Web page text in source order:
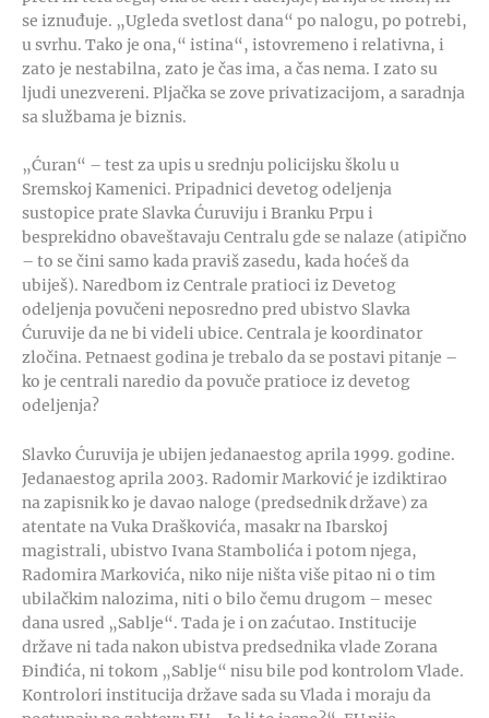
se iznuđuje. „Ugleda svetlost dana“ po nalogu, po potrebi,
u svrhu. Tako je ona,“ istina“, istovremeno i relativna, i
zato je nestabilna, zato je čas ima, a čas nema. I zato su
ljudi unezvereni. Pljačka se zove privatizacijom, a saradnja
sa službama je biznis.
„Ćuran“ – test za upis u srednju policijsku školu u
Sremskoj Kamenici. Pripadnici devetog odeljenja
sustopice prate Slavka Ćuruviju i Branku Prpu i
besprekidno obaveštavaju Centralu gde se nalaze (atipično
– to se čini samo kada praviš zasedu, kada hoćeš da
ubiješ). Naredbom iz Centrale pratioci iz Devetog
odeljenja povučeni neposredno pred ubistvo Slavka
Ćuruvije da ne bi videli ubice. Centrala je koordinator
zločina. Petnaest godina je trebalo da se postavi pitanje –
ko je centrali naredio da povuče pratioce iz devetog
odeljenja?
Slavko Ćuruvija je ubijen jedanaestog aprila 1999. godine.
Jedanaestog aprila 2003. Radomir Marković je izdiktirao
na zapisnik ko je davao naloge (predsednik države) za
atentate na Vuka Draškovića, masakr na Ibarskoj
magistrali, ubistvo Ivana Stambolića i potom njega,
Radomira Markovića, niko nije ništa više pitao ni o tim
ubilačkim nalozima, niti o bilo čemu drugom – mesec
dana usred „Sablje“. Tada je i on zaćutao. Institucije
države ni tada nakon ubistva predsednika vlade Zorana
Đinđića, ni tokom „Sablje“ nisu bile pod kontrolom Vlade.
Kontrolori institucija države sada su Vlada i moraju da